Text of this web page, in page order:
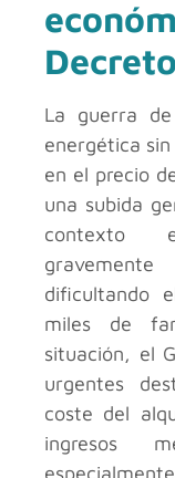
La guerra
energética
en el precio
una subida
contexto
dificultando
miles de
situación, el
urgentes
coste del
ingresos